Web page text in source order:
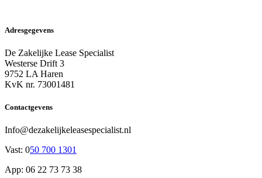
Adresgegevens
De Zakelijke Lease Specialist
Westerse Drift 3
9752 LA Haren
KvK nr. 73001481
Contactgevens
Info@dezakelijkeleasespecialist.nl
Vast: 050 700 1301
App: 06 22 73 73 38